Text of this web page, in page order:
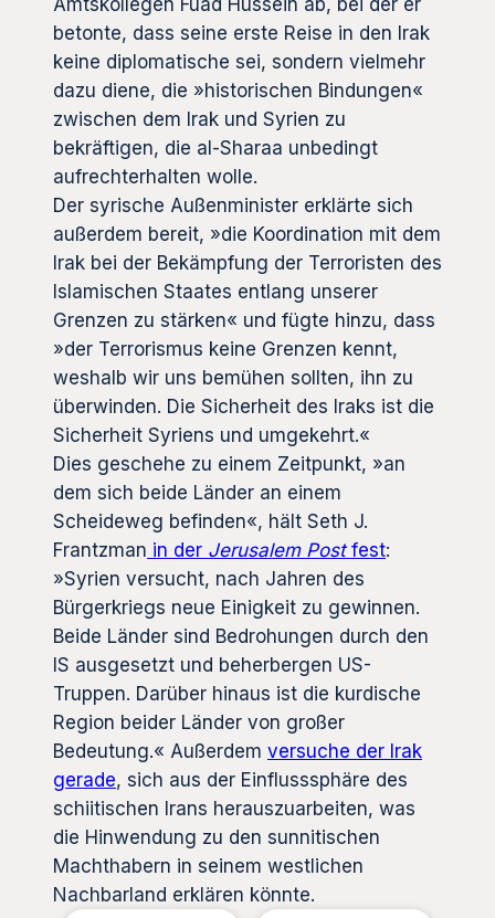
betonte, dass seine erste Reise in den Irak
keine diplomatische sei, sondern vielmehr
dazu diene, die »historischen Bindungen«
zwischen dem Irak und Syrien zu
bekräftigen, die al-Sharaa unbedingt
aufrechterhalten wolle.
Der syrische Außenminister erklärte sich
außerdem bereit, »die Koordination mit dem
Irak bei der Bekämpfung der Terroristen des
Islamischen Staates entlang unserer
Grenzen zu stärken« und fügte hinzu, dass
»der Terrorismus keine Grenzen kennt,
weshalb wir uns bemühen sollten, ihn zu
überwinden. Die Sicherheit des Iraks ist die
Sicherheit Syriens und umgekehrt.«
Dies geschehe zu einem Zeitpunkt, »an
dem sich beide Länder an einem
Scheideweg befinden«, hält Seth J.
Frantzman in der Jerusalem Postfest:
»Syrien versucht, nach Jahren des
Bürgerkriegs neue Einigkeit zu gewinnen.
Beide Länder sind Bedrohungen durch den
IS ausgesetzt und beherbergen US-
Truppen. Darüber hinaus ist die kurdische
Region beider Länder von großer
Bedeutung.« Außerdem versuche der Irak
gerade, sich aus der Einflusssphäre des
schiitischen Irans herauszuarbeiten, was
die Hinwendung zu den sunnitischen
Machthabern in seinem westlichen
Nachbarland erklären könnte.